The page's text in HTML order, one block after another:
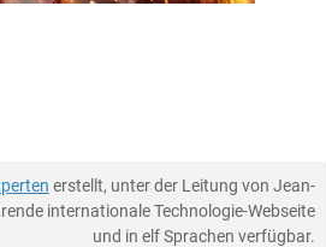
erstellt, unter der Leitung von Jean-
internationale Technologie-Webseite
und in elf Sprachen verfügbar.